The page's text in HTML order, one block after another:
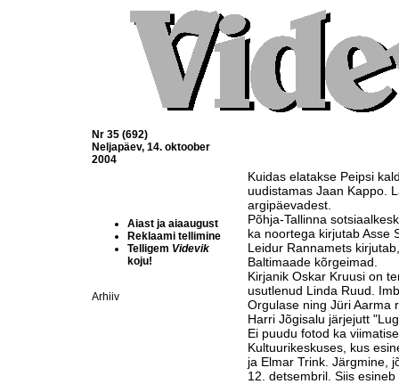
Nr 35 (692)
Neljapäev, 14. oktoober
2004
Aiast ja aiaaugust
Reklaami tellimine
Telligem Videvik
koju!
Arhiiv
Kuidas elatakse Peipsi
uudistamas Jaan Kappo.
argipäevadest.
Põhja-Tallinna
ka noortega kirjutab Asse
Leidur Rannamets
Baltimaade kõrgeimad.
Kirjanik Oskar Kruusi on
usutlenud Linda Ruud.
Orgulase ning Jüri Aarma
Harri Jõgisalu järjejutt
Ei puudu fotod ka
Kultuurikeskuses, kus
ja Elmar Trink. Järgmine,
12. detsembril. Siis